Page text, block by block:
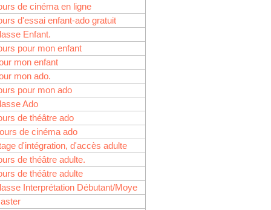
le stage théâtre ado
à l’action… Au stage
de cinéma en ligne
d'essai enfant-ado gratuit
Enfant.
pour mon enfant
mon enfant
mon ado.
pour mon ado
Ado
de théâtre ado
de cinéma ado
d'intégration, d'accès adulte
de théâtre adulte.
de théâtre adulte
Interprétation Débutant/Moye